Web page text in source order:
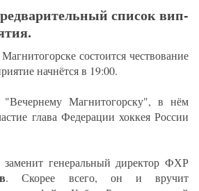
список вип-
состоится чествование
начнётся в 19:00.
"Вечернему Магнитогорску", в нём
глава Федерации хоккея России
заменит генеральный директор ФХР
. Скорее всего, он и вручит